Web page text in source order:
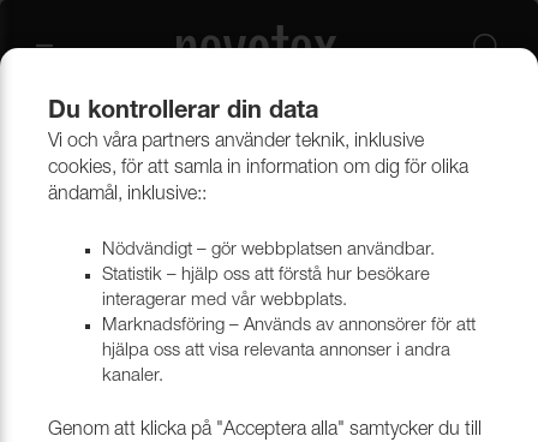
Outlet Möbeltyger
Du kontrollerar din data
Vi och våra partners använder teknik, inklusive
cookies, för att samla in information om dig för olika
ändamål, inklusive::
Nödvändigt – gör webbplatsen användbar.
Statistik – hjälp oss att förstå hur besökare
interagerar med vår webbplats.
Marknadsföring – Används av annonsörer för att
hjälpa oss att visa relevanta annonser i andra
kanaler.
Genom att klicka på "Acceptera alla" samtycker du till